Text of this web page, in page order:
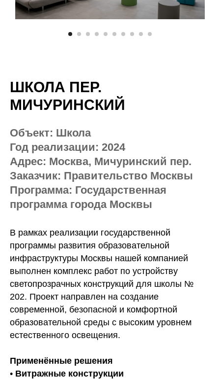
ШКОЛА ПЕР.
МИЧУРИНСКИЙ
Объект: Школа
Год реализации: 2024
Адрес: Москва, Мичуринский пер.
Заказчик: Правительство Москвы
Программа: Государственная
программа города Москвы
В рамках реализации государственной
программы развития образовательной
инфраструктуры Москвы нашей компанией
выполнен комплекс работ по устройству
светопрозрачных конструкций для школы №
202. Проект направлен на создание
современной, безопасной и комфортной
образовательной среды с высоким уровнем
естественного освещения.
Применённые решения
• Витражные конструкции